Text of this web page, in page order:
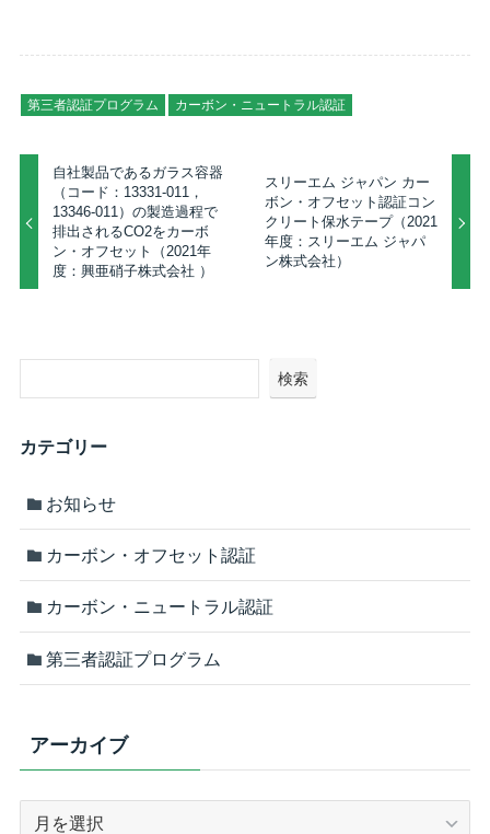
第三者認証プログラム カーボン・ニュートラル認証
自社製品であるガラス容器
（コード：13331-011，
13346-011）の製造過程で
排出されるCO2をカーボ
ン・オフセット（2021年
度：興亜硝子株式会社 ）
スリーエム ジャパン カー
ボン・オフセット認証コン
クリート保水テープ（2021
年度：スリーエム ジャパ
ン株式会社）
検索
カテゴリー
お知らせ
カーボン・オフセット認証
カーボン・ニュートラル認証
第三者認証プログラム
アーカイブ